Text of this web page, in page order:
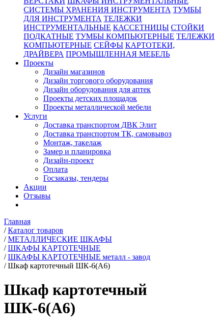
СИСТЕМЫ ХРАНЕНИЯ ИНСТРУМЕНТА ТУМБЫ
ДЛЯ ИНСТРУМЕНТА ТЕЛЕЖКИ
ИНСТРУМЕНТАЛЬНЫЕ КАССЕТНИЦЫ СТОЙКИ
ПОДКАТНЫЕ ТУМБЫ КОМПЬЮТЕРНЫЕ ТЕЛЕЖКИ
КОМПЬЮТЕРНЫЕ СЕЙФЫ КАРТОТЕКИ,
ДРАЙВЕРА ПРОМЫШЛЕННАЯ МЕБЕЛЬ
Проекты
Дизайн магазинов
Дизайн торгового оборудования
Дизайн оборудования для аптек
Проекты детских площадок
Проекты металлической мебели
Услуги
Доставка транспортом ДВК Элит
Доставка транспортом ТК, самовывоз
Монтаж, такелаж
Замер и планировка
Дизайн-проект
Оплата
Госзаказы, тендеры
Акции
Отзывы
Главная
/ Каталог товаров
/ МЕТАЛЛИЧЕСКИЕ ШКАФЫ
/ ШКАФЫ КАРТОТЕЧНЫЕ
/ ШКАФЫ КАРТОТЕЧНЫЕ металл - завод
/ Шкаф картотечный ШК-6(A6)
Шкаф картотечный
ШК-6(A6)